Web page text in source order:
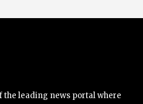
the leading news portal where